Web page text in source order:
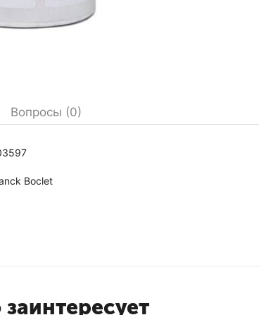
Вопросы (0)
Boclet